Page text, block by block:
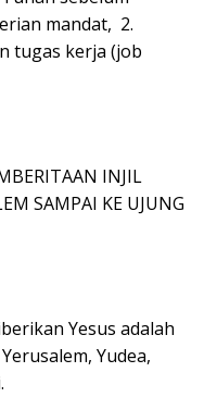
mandat, 2.
tugas kerja (job
INJIL
SAMPAI KE UJUNG
Yesus adalah
Yudea,